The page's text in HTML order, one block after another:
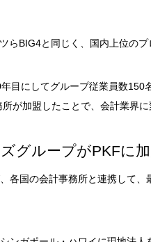
らBIG4と同じく、国内上位の
目にしてグループ従業員数
が加盟したことで、会計業界に
グループがPKFに
各国の会計事務所と連携して